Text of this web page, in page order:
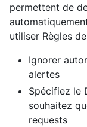
permettent de
utiliser Règles
Ignorer
alertes
Spécifiez le
souhaitez
requests